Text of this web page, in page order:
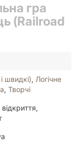
руйнують ваші
що ви збудували.
дороги в кратери
і заробите
гра
(Railroad
швидкі), Логічне
, Творчі